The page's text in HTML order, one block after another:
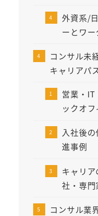
外資系/
ーとワ
コンサル未
キャリアパ
営業・IT
ックオ
入社後
進事例
キャリ
社・専門
コンサル業